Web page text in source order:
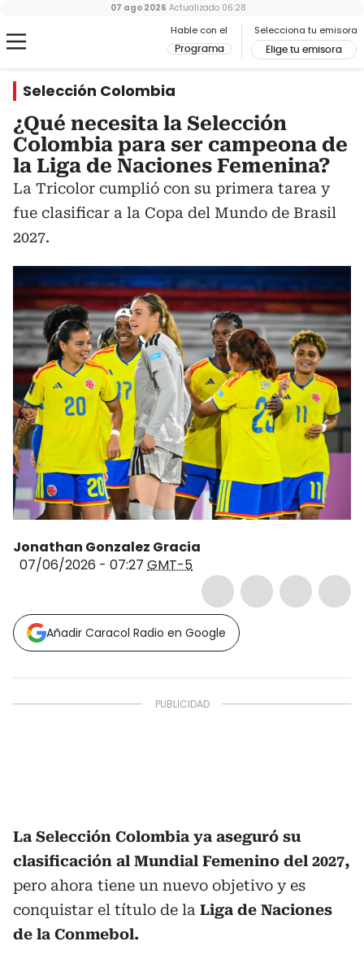
Hable con el
Programa
Selecciona tu emisora
Elige tu emisora
07 ago 2026 Actualizado 06:28
Selección Colombia
¿Qué necesita la Selección
Colombia para ser campeona de
la Liga de Naciones Femenina?
La Tricolor cumplió con su primera tarea y
fue clasificar a la Copa del Mundo de Brasil
2027.
Jonathan Gonzalez Gracia
07/06/2026 - 07:27 GMT-5
Añadir Caracol Radio en Google
La Selección Colombia ya aseguró su
clasificación al Mundial Femenino del 2027,
pero ahora tiene un nuevo objetivo y es
conquistar el título de la Liga de Naciones
de la Conmebol.